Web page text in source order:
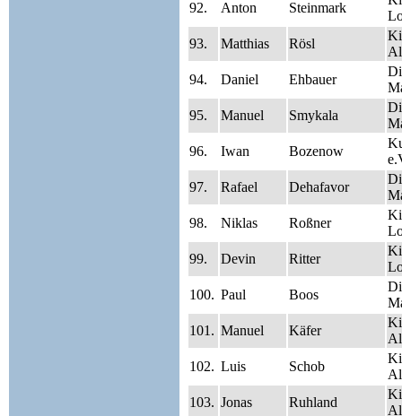
92.
Anton Steinmark
93.
Matthias Rösl
94.
Daniel Ehbauer
95.
Manuel Smykala
96.
Iwan Bozenow
97.
Rafael Dehafavor
98.
Niklas Roßner
99.
Devin Ritter
100. Paul Boos
101. Manuel Käfer
102. Luis Schob
103. Jonas Ruhland